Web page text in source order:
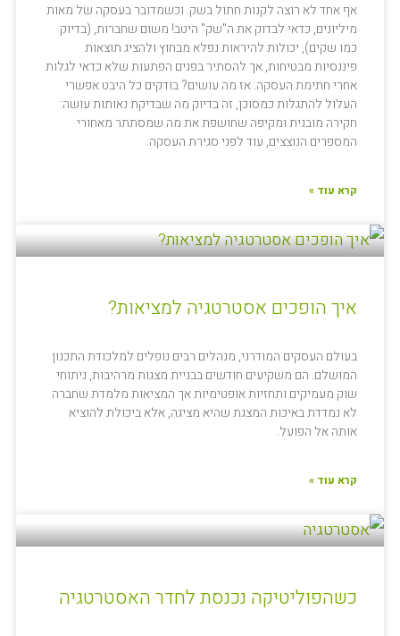
אף אחד לא רוצה לקנות חתול בשק. וכשמדובר בעסקה של מאות
מיליונים, כדאי לבדוק את ה"שק" היטב! משום שחברות, (בדיוק
כמו שקים), יכולות להיראות נפלא מבחוץ ולהציג תוצאות
פיננסיות מבטיחות, אך להסתיר בפנים הפתעות שלא כדאי לגלות
אחרי חתימת העסקה. אז מה עושים? בודקים כל היבט אפשרי
העלול להתגלות כמסוכן, זה בדיוק מה שבדיקת נאותות עושה:
חקירה מובנית ומקיפה שחושפת את מה שמסתתר מאחורי
המספרים הנוצצים, עוד לפני סגירת העסקה.
קרא עוד »
איך הופכים אסטרטגיה למציאות?
בעולם העסקים המודרני, מנהלים רבים נופלים למלכודת התכנון
המושלם. הם משקיעים חודשים בבניית מצגות מרהיבות, ניתוחי
שוק מעמיקים ותחזיות אופטימיות אך המציאות מלמדת שחברה
לא נמדדת באיכות המצגת שהיא מציגה, אלא ביכולת להוציא
אותה אל הפועל.
קרא עוד »
כשהפוליטיקה נכנסת לחדר האסטרטגיה